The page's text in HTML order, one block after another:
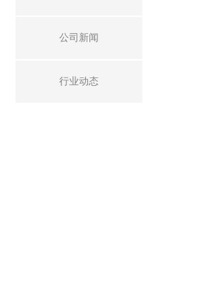
公司新闻
行业动态